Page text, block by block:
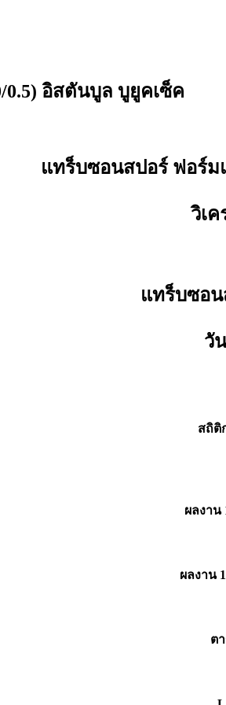
0.5) อิสตันบูล บูยูคเซ็ค
แทร็บซอนสปอร์ ฟอร์ม
วิเ
แทร็บซอน
วั
สถิติ
ผลงาน
ผลงาน
ต